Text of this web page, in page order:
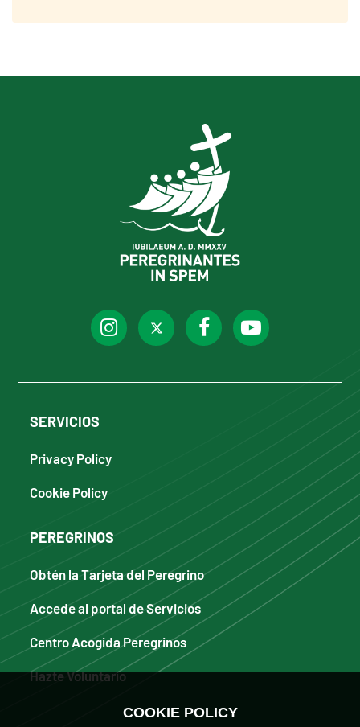
SERVICIOS
Privacy Policy
Cookie Policy
PEREGRINOS
Obtén la Tarjeta del Peregrino
Accede al portal de Servicios
Centro Acogida Peregrinos
Hazte Voluntario
COOKIE POLICY